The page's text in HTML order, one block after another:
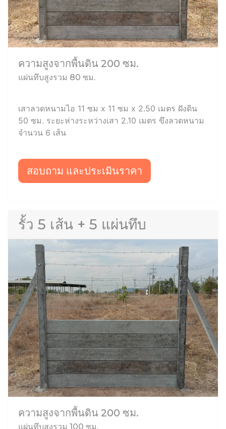
ความสูงจากพื้นดิน 200 ซม.
แผ่นทึบสูงรวม 80 ซม.
เสาลวดหนามไอ 11 ซม x 11 ซม x 2.50 เมตร ฝังดิน
50 ซม. ระยะห่างระหว่างเสา 2.10 เมตร ขึงลวดหนาม
จำนวน 6 เส้น
สอบถาม และประเมินราคา
รั้ว 5 เส้น + 5 แผ่นทึบ
ความสูงจากพื้นดิน 200 ซม.
แผ่นทึบสูงรวม 100 ซม.